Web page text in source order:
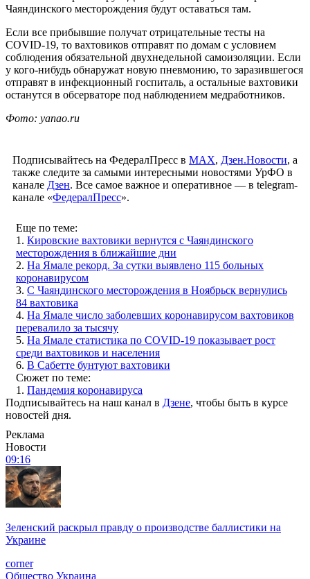
Чаяндинского месторождения будут оставаться там.
Если все прибывшие получат отрицательные тесты на
COVID-19, то вахтовиков отправят по домам с условием
соблюдения обязательной двухнедельной самоизоляции. Если
у кого-нибудь обнаружат новую пневмонию, то заразившегося
отправят в инфекционный госпиталь, а остальные вахтовики
останутся в обсерваторе под наблюдением медработников.
Фото: yanao.ru
Подписывайтесь на ФедералПресс в МАХ, Дзен.Новости, а
также следите за самыми интересными новостями УрФО в
канале Дзен. Все самое важное и оперативное — в telegram-
канале «ФедералПресс».
Еще по теме:
1. Кировские вахтовики вернутся с Чаяндинского
месторождения в ближайшие дни
2. На Ямале рекорд. За сутки выявлено 115 больных
коронавирусом
3. С Чаяндинского месторождения в Ноябрьск вернулись
84 вахтовика
4. На Ямале число заболевших коронавирусом вахтовиков
перевалило за тысячу
5. На Ямале статистика по COVID-19 показывает рост
среди вахтовиков и населения
6. В Сабетте бунтуют вахтовики
Сюжет по теме:
1. Пандемия коронавируса
Подписывайтесь на наш канал в Дзене, чтобы быть в курсе
новостей дня.
Реклама
Новости
09:16
Зеленский раскрыл правду о производстве баллистики на
Украине
corner
Общество Украина